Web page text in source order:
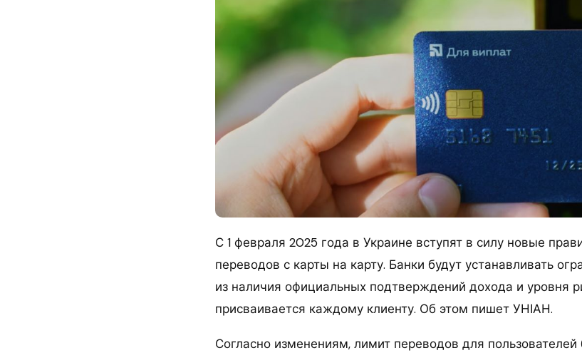
С 1 февраля 2025 года в Украине вступят в силу новые
переводов с карты на карту. Банки будут устанавливать
из наличия официальных подтверждений дохода и уровня
присваивается каждому клиенту. Об этом пишет УНІАН.
Согласно изменениям, лимит переводов для пользователей